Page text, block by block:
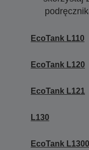
EcoTank L110
EcoTank L120
EcoTank L121
L130
EcoTank L1300